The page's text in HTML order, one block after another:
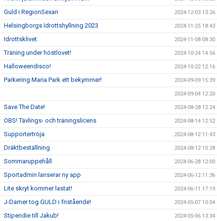
Guld i RegionSexan 2024-12-03 13:26
Helsingborgs Idrottshyllning 2023 2024-11-25 18:43
Idrottsklivet. 2024-11-08 08:30
Träning under höstlovet! 2024-10-24 14:56
Halloweendisco! 2024-10-22 12:16
Parkering Maria Park ett bekymmer! 2024-09-09 15:39
2024-09-04 12:20
Save The Date! 2024-08-28 12:24
OBS! Tävlings- och träningslicens 2024-08-14 12:52
Supportertröja 2024-08-12 11:43
Dräktbeställning 2024-08-12 10:28
Sommaruppehåll 2024-06-28 12:00
Sportadmin lanserar ny app 2024-06-12 11:36
Lite skryt kommer lastat! 2024-06-11 17:19
J-Damer tog GULD i fristående! 2024-05-07 10:04
Stipendie till Jakub! 2024-05-06 13:34